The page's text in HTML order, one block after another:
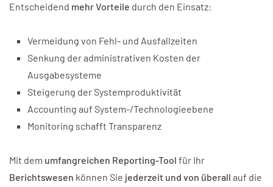
Entscheidend mehr Vorteile durch den Einsatz:
Vermeidung von Fehl- und Ausfallzeiten
Senkung der administrativen Kosten der
Ausgabesysteme
Steigerung der Systemproduktivität
Accounting auf System-/Technologieebene
Monitoring schafft Transparenz
Mit dem umfangreichen Reporting-Tool für Ihr
Berichtswesen können Sie jederzeit und von überall auf die